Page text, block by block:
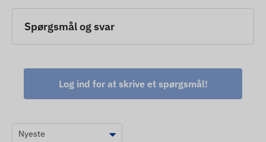
Spørgsmål og svar
Log ind for at skrive et spørgsmål!